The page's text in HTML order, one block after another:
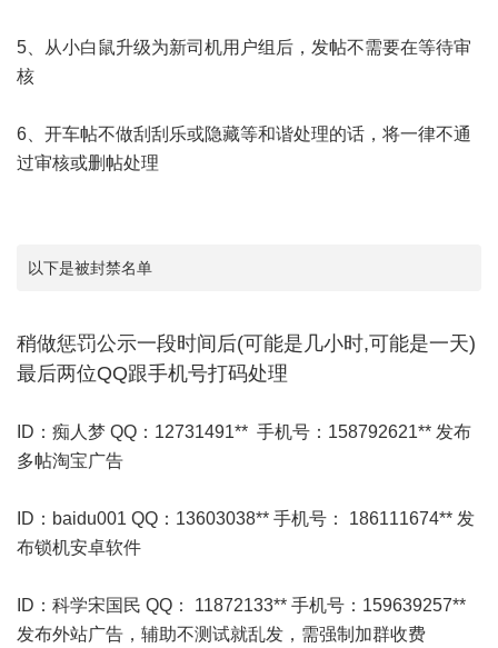
5、从小白鼠升级为新司机用户组后，发帖不需要在等待审
核
6、开车帖不做刮刮乐或隐藏等和谐处理的话，将一律不通
过审核或删帖处理
以下是被封禁名单
稍做惩罚公示一段时间后(可能是几小时,可能是一天)
最后两位QQ跟手机号打码处理
ID：痴人梦 QQ：12731491** 手机号：158792621** 发布
多帖淘宝广告
ID：baidu001 QQ：13603038** 手机号： 186111674** 发
布锁机安卓软件
ID：科学宋国民 QQ： 11872133** 手机号：159639257**
发布外站广告，辅助不测试就乱发，需强制加群收费